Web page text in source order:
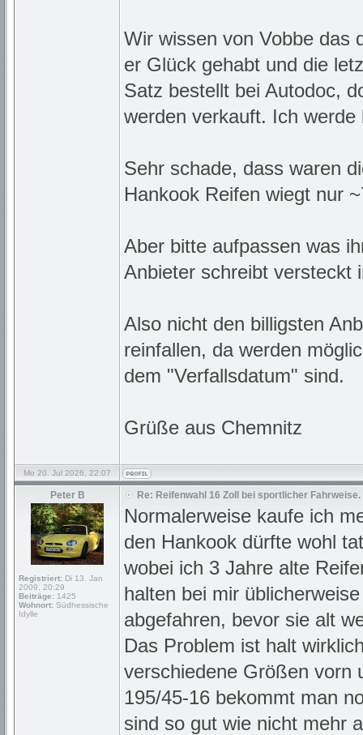
Wir wissen von Vobbe das
er Glück gehabt und die
Satz bestellt bei Autodoc,
werden verkauft. Ich
Sehr schade, dass waren
Hankook Reifen wiegt nur
Aber bitte aufpassen was
Anbieter schreibt versteckt
Also nicht den billigsten
reinfallen, da werden
dem "Verfallsdatum" sind.
Grüße aus Chemnitz
Mo 20. Jul 2026, 22:07
Peter B
Registriert: Di 13. Jan
2009, 20:29
Beiträge: 1425
Wohnort: Südhessische
Idylle
Re: Reifenwahl 16 Zoll bei sportlicher Fahrweise.
Normalerweise kaufe ich
den Hankook dürfte wohl
wobei ich 3 Jahre alte
halten bei mir
abgefahren, bevor sie alt
Das Problem ist halt
verschiedene Größen vorn
195/45-16 bekommt man
sind so gut wie nicht mehr